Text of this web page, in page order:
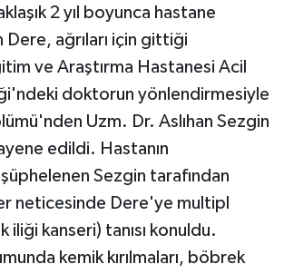
2 yıl boyunca hastane
Dere, ağrıları için gittiği
ve Araştırma Hastanesi Acil
doktorun yönlendirmesiyle
Uzm. Dr. Aslıhan Sezgin
edildi. Hastanın
Sezgin tarafından
neticesinde Dere'ye multipl
iliği kanseri) tanısı konuldu.
kemik kırılmaları, böbrek